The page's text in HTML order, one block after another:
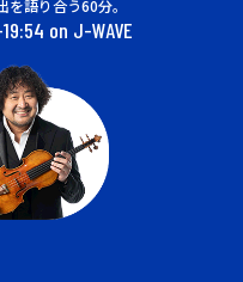
語り合う60分。
19:54 on J-WAVE